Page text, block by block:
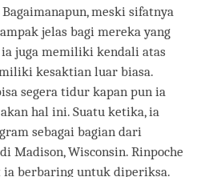
meski sifatnya
jelas bagi mereka yang
juga memiliki kendali atas
kesaktian luar biasa.
segera tidur kapan pun ia
hal ini. Suatu ketika, ia
sebagai bagian dari
Madison, Wisconsin. Rinpoche
ia berbaring untuk diperiksa.